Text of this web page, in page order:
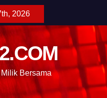
2026
Bersama